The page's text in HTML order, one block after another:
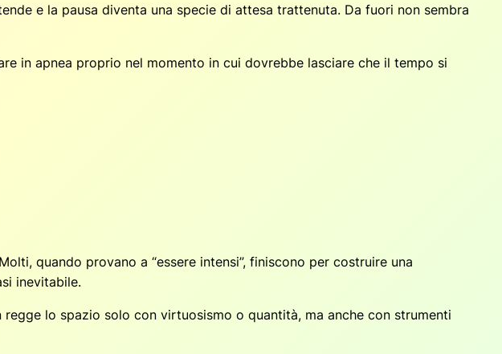
e la pausa diventa una specie di attesa trattenuta. Da fuori non sembra
in apnea proprio nel momento in cui dovrebbe lasciare che il tempo si
quando provano a “essere intensi”, finiscono per costruire una
inevitabile.
lo spazio solo con virtuosismo o quantità, ma anche con strumenti